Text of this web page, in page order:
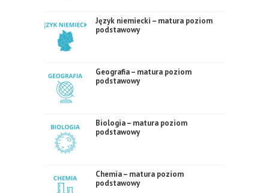
Język niemiecki – matura poziom
podstawowy
Geografia – matura poziom
podstawowy
Biologia – matura poziom
podstawowy
Chemia – matura poziom
podstawowy